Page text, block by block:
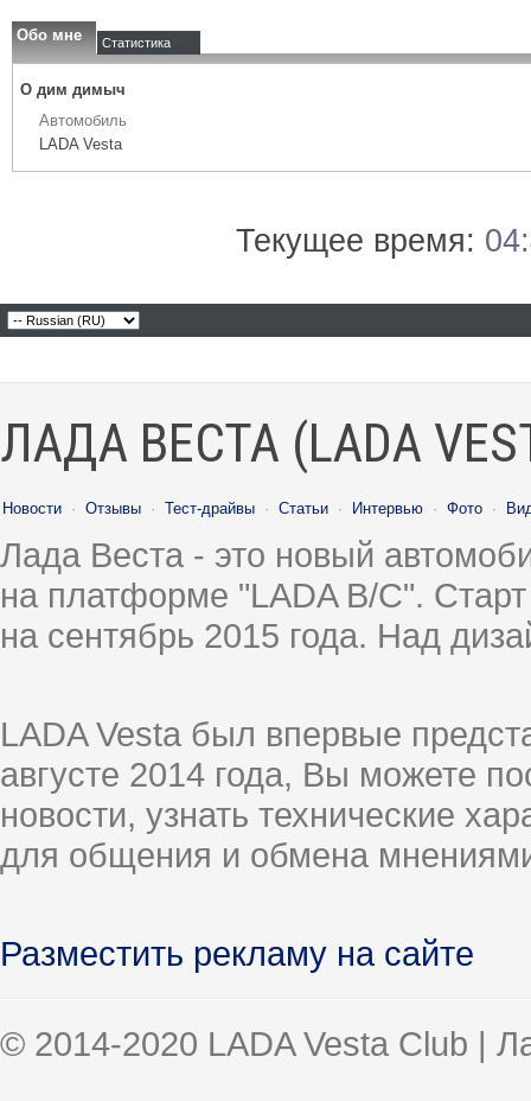
Обо мне Статистика
О дим димыч
Автомобиль
LADA Vesta
Текущее время:
ЛАДА ВЕСТА (LADA
Новости · Отзывы · Тест-драйвы · Статьи · Интервью · Фото ·
Лада Веста - это новый
на платформе "LADA B/C".
на сентябрь 2015 года. Над
LADA Vesta был впервые
августе 2014 года, Вы можете
новости, узнать технические
для общения и обмена
Разместить рекламу на сайте
© 2014-2020 LADA Vesta Club |